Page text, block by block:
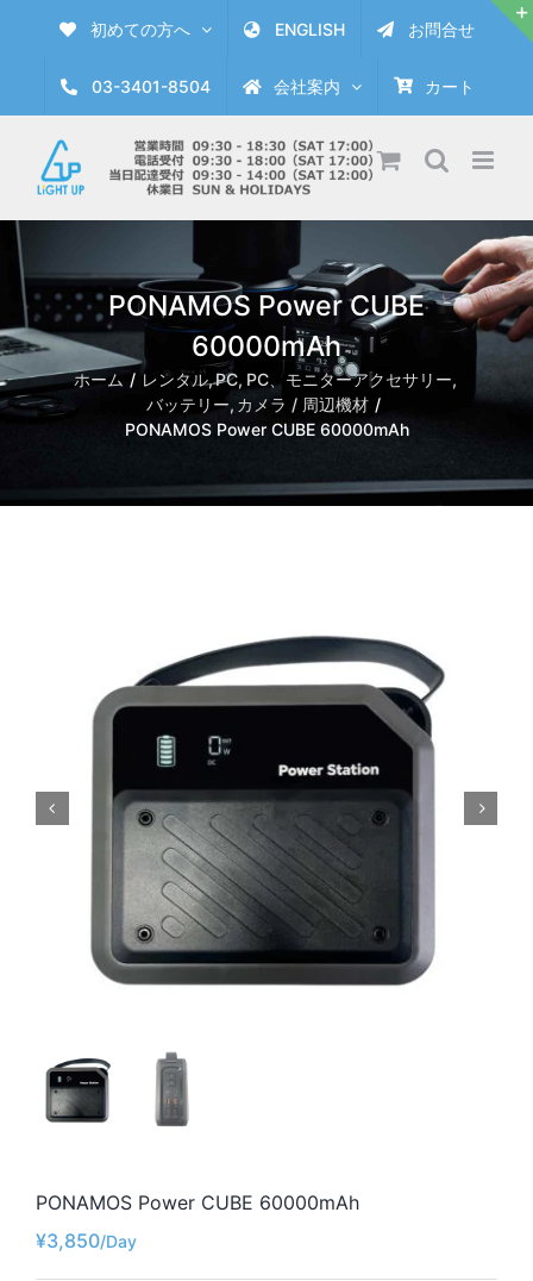
初めての方へ ENGLISH お問合せ
03-3401-8504 会社案内 カート
PONAMOS Power CUBE
60000mAh
ホーム レンタル PC PC、モニターアクセサリー
バッテリー カメラ / 周辺機材
PONAMOS Power CUBE 60000mAh
PONAMOS Power CUBE 60000mAh
¥3,850